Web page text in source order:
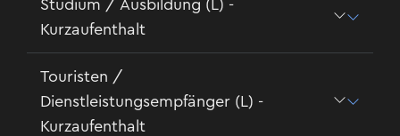
Studium / Ausbildung (L) -
Kurzaufenthalt
Touristen /
Dienstleistungsempfänger (L) -
Kurzaufenthalt